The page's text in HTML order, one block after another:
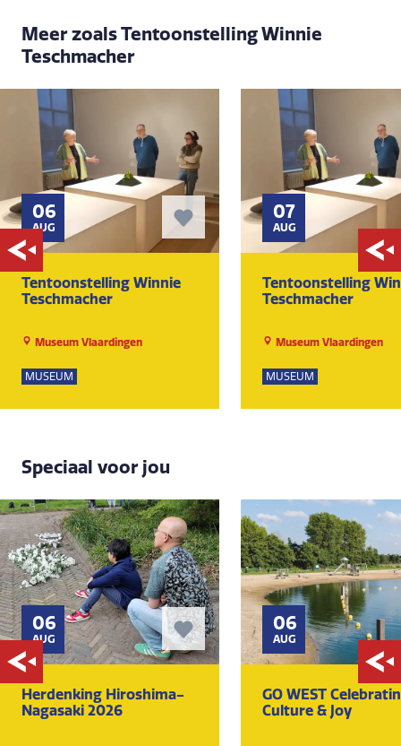
Meer zoals Tentoonstelling Winnie
Teschmacher
06
AUG
Tentoonstelling Winnie
Teschmacher
Museum Vlaardingen
MUSEUM
07
AUG
Tentoonstelling
Teschmacher
Museum Vlaardingen
MUSEUM
Speciaal voor jou
06
AUG
Herdenking Hiroshima-
Nagasaki 2026
06
AUG
GO WEST
Culture & Joy